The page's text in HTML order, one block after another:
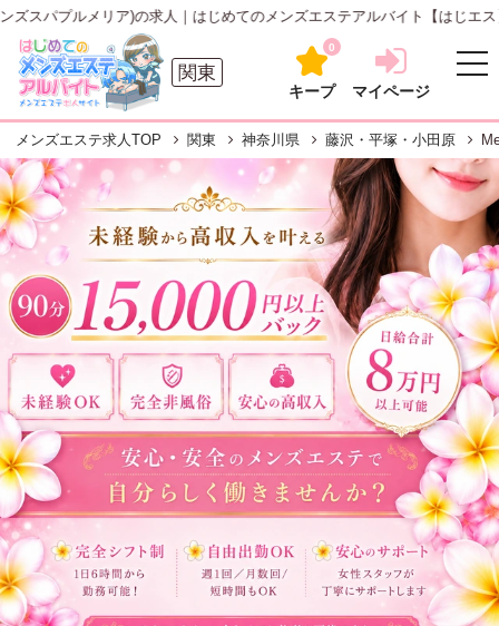
メリア)の求人｜はじめてのメンズエステアルバイト【はじエス】
関東
キープ
0
マイページ
メンズエステ求人TOP 関東 神奈川県 藤沢・平塚・小田原